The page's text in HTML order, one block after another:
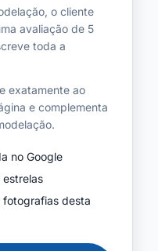
o cliente
avaliação de 5
toda a
exatamente ao
e complementa
no Google
estrelas
fotografias desta